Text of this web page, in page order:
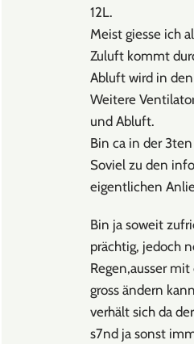
12L.
Meist giesse ich
Zuluft kommt
Abluft wird in
Weitere
und Abluft.
Bin ca in der
Soviel zu den
eigentlichen
Bin ja soweit
prächtig, jedoch
Regen,ausser
gross ändern
verhält sich da
s7nd ja sonst